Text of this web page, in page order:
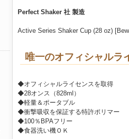
Perfect Shaker 社 製造
Active Series Shaker Cup (28 oz)
唯一のオフィシャルラ
◆オフィシャルライセンスを取得
◆28オンス（828ml）
◆軽量＆ポータブル
◆衝撃吸収を保証する特許ポリマー
◆100％BPAフリー
◆食器洗い機ＯＫ